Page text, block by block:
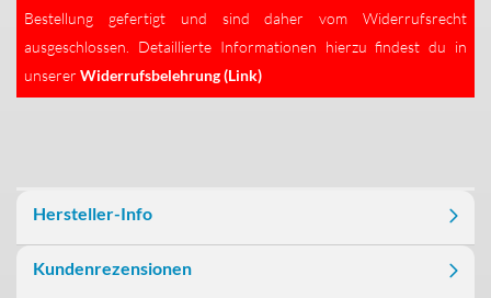
Bestellung gefertigt und sind daher vom Widerrufsrecht
ausgeschlossen. Detaillierte Informationen hierzu findest du in
unserer Widerrufsbelehrung (Link)
Hersteller-Info
Kundenrezensionen